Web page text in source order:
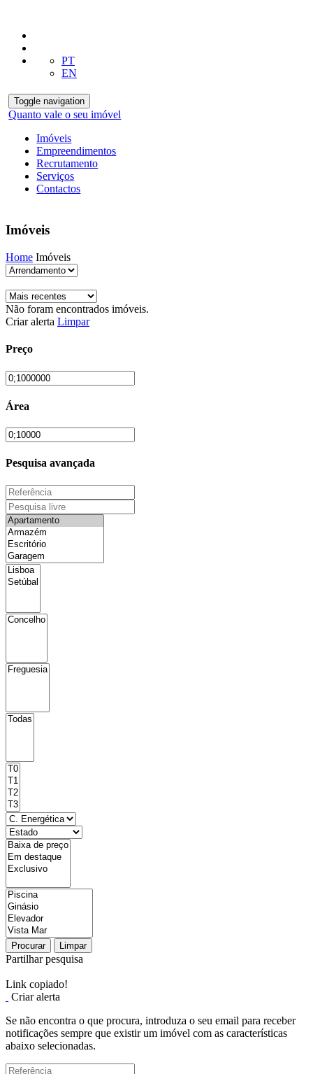
PT
EN
Toggle navigation
Quanto vale o seu imóvel
Imóveis
Empreendimentos
Recrutamento
Serviços
Contactos
Imóveis
Home Imóveis
Não foram encontrados imóveis.
Criar alerta Limpar
Preço
Área
Pesquisa avançada
Procurar Limpar
Partilhar pesquisa
Link copiado!
Criar alerta
Se não encontra o que procura, introduza o seu email para receber
notificações sempre que existir um imóvel com as características
abaixo selecionadas.